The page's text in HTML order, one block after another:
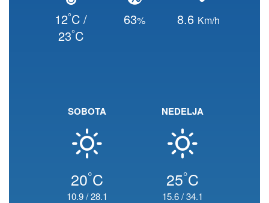
12°C /
23°C
63% 8.6 Km/h
SOBOTA
20°C
10.9/28.1
NEDELJA
25°C
15.6/34.1